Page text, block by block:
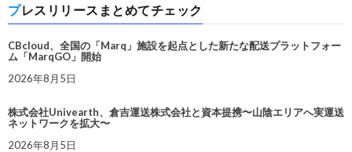
プレスリリースまとめてチェック
CBcloud、全国の「Marq」施設を起点とした新たな配送プラットフォー
ム「MarqGO」開始
2026年8月5日
株式会社Univearth、倉吉運送株式会社と資本提携〜山陰エリアへ実運送
ネットワークを拡大〜
2026年8月5日